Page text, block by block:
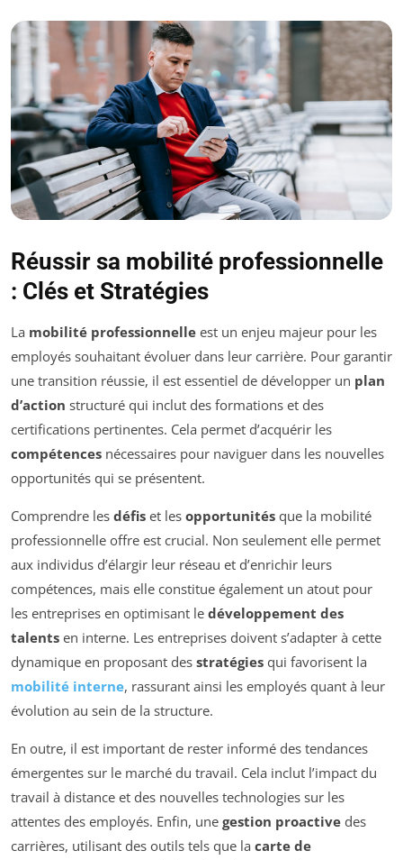
Réussir sa mobilité professionnelle
: Clés et Stratégies
La mobilité professionnelle est un enjeu majeur pour les
employés souhaitant évoluer dans leur carrière. Pour garantir
une transition réussie, il est essentiel de développer un plan
d’action structuré qui inclut des formations et des
certifications pertinentes. Cela permet d’acquérir les
compétences nécessaires pour naviguer dans les nouvelles
opportunités qui se présentent.
Comprendre les défis et les opportunités que la mobilité
professionnelle offre est crucial. Non seulement elle permet
aux individus d’élargir leur réseau et d’enrichir leurs
compétences, mais elle constitue également un atout pour
les entreprises en optimisant le développement des
talents en interne. Les entreprises doivent s’adapter à cette
dynamique en proposant des stratégies qui favorisent la
mobilité interne, rassurant ainsi les employés quant à leur
évolution au sein de la structure.
En outre, il est important de rester informé des tendances
émergentes sur le marché du travail. Cela inclut l’impact du
travail à distance et des nouvelles technologies sur les
attentes des employés. Enfin, une gestion proactive des
carrières, utilisant des outils tels que la carte de